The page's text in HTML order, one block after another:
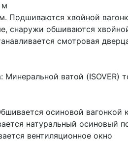
м
Подшиваются хвойной
снаружи обшиваются
смотровая
Минеральной ватой (ISOVER)
осиновой вагонкой
натуральный осиновый
вентиляционное окно